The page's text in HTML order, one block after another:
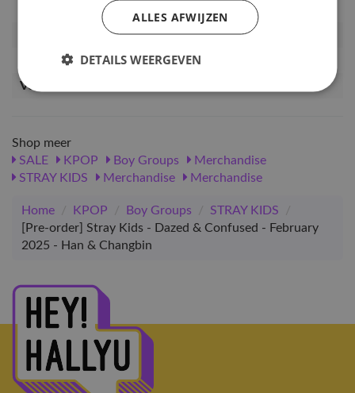
4823416723983
20-01-2025
Release datum
03-02-2025
Verwachte leverdatum
Shop meer
SALE
KPOP Boy Groups
Merchandise
STRAY KIDS
Merchandise Merchandise
Home / KPOP / Boy Groups / STRAY KIDS
/
[Pre-order] Stray Kids - Dazed & Confused - February
2025 - Han & Changbin
ALLES AFWIJZEN
DETAILS WEERGEVEN